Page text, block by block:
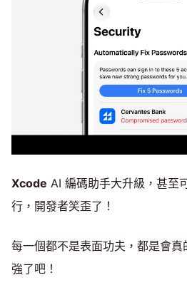
Xcode AI 編碼助手大升級，甚至
行，開發者笑歪了！
每一個都不是表面功夫，都是會
強了吧！